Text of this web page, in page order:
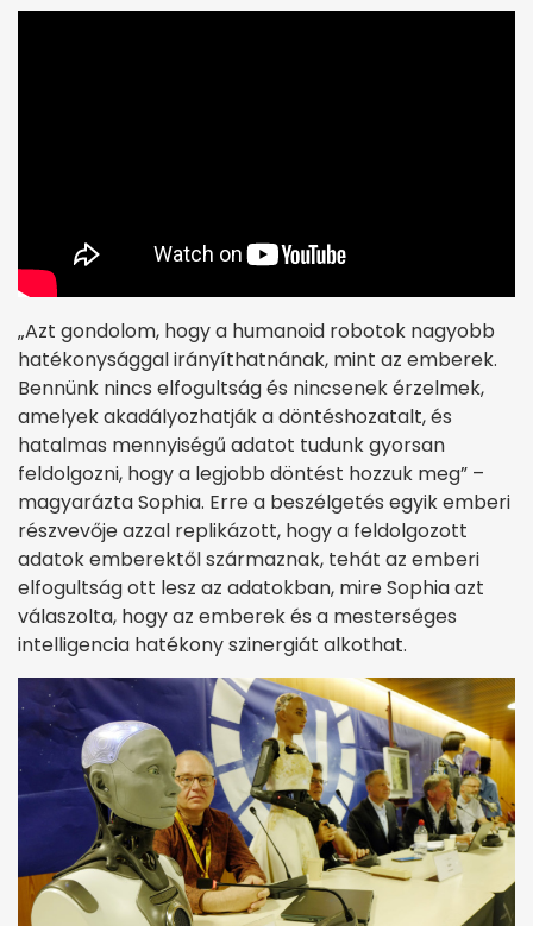
„Azt gondolom, hogy a humanoid robotok nagyobb
hatékonysággal irányíthatnának, mint az emberek.
Bennünk nincs elfogultság és nincsenek érzelmek,
amelyek akadályozhatják a döntéshozatalt, és
hatalmas mennyiségű adatot tudunk gyorsan
feldolgozni, hogy a legjobb döntést hozzuk meg” –
magyarázta Sophia. Erre a beszélgetés egyik emberi
részvevője azzal replikázott, hogy a feldolgozott
adatok emberektől származnak, tehát az emberi
elfogultság ott lesz az adatokban, mire Sophia azt
válaszolta, hogy az emberek és a mesterséges
intelligencia hatékony szinergiát alkothat.